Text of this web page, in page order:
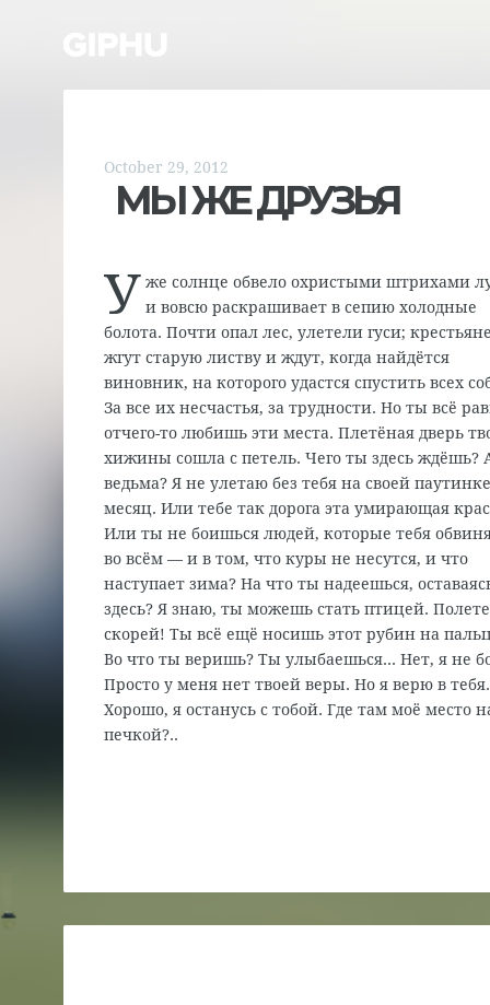
October 29, 2012
МЫ ЖЕ ДРУЗЬЯ
У же солнце обвело охристыми штрихами
и вовсю раскрашивает в сепию холодные
болота. Почти опал лес, улетели гуси;
жгут старую листву и ждут, когда найдётся
виновник, на которого удастся спустить всех
За все их несчастья, за трудности. Но ты всё
отчего-то любишь эти места. Плетёная дверь
хижины сошла с петель. Чего ты здесь ждёшь?
ведьма? Я не улетаю без тебя на своей
месяц. Или тебе так дорога эта умирающая
Или ты не боишься людей, которые тебя
во всём — и в том, что куры не несутся, и что
наступает зима? На что ты надеешься,
здесь? Я знаю, ты можешь стать птицей.
скорей! Ты всё ещё носишь этот рубин на
Во что ты веришь? Ты улыбаешься… Нет, я не
Просто у меня нет твоей веры. Но я верю в тебя.
Хорошо, я останусь с тобой. Где там моё место
печкой?..